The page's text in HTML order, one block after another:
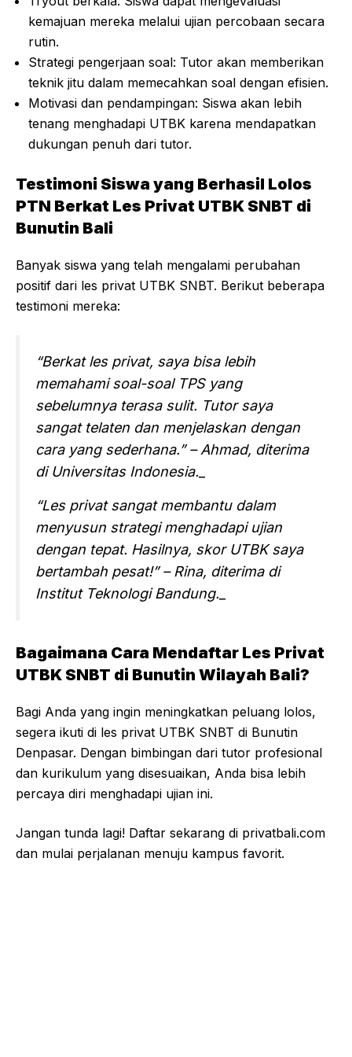
kemajuan mereka melalui ujian percobaan secara
rutin.
Strategi pengerjaan soal: Tutor akan memberikan
teknik jitu dalam memecahkan soal dengan efisien.
Motivasi dan pendampingan: Siswa akan lebih
tenang menghadapi UTBK karena mendapatkan
dukungan penuh dari tutor.
Testimoni Siswa yang Berhasil Lolos
PTN Berkat Les Privat UTBK SNBT di
Bunutin Bali
Banyak siswa yang telah mengalami perubahan
positif dari les privat UTBK SNBT. Berikut beberapa
testimoni mereka:
“Berkat les privat, saya bisa lebih
memahami soal-soal TPS yang
sebelumnya terasa sulit. Tutor saya
sangat telaten dan menjelaskan dengan
cara yang sederhana.” – Ahmad, diterima
di Universitas Indonesia._
“Les privat sangat membantu dalam
menyusun strategi menghadapi ujian
dengan tepat. Hasilnya, skor UTBK saya
bertambah pesat!” – Rina, diterima di
Institut Teknologi Bandung._
Bagaimana Cara Mendaftar Les Privat
UTBK SNBT di Bunutin Wilayah Bali?
Bagi Anda yang ingin meningkatkan peluang lolos,
segera ikuti di les privat UTBK SNBT di Bunutin
Denpasar. Dengan bimbingan dari tutor profesional
dan kurikulum yang disesuaikan, Anda bisa lebih
percaya diri menghadapi ujian ini.
Jangan tunda lagi! Daftar sekarang di privatbali.com
dan mulai perjalanan menuju kampus favorit.